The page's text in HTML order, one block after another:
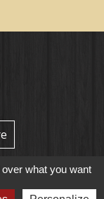
what you want